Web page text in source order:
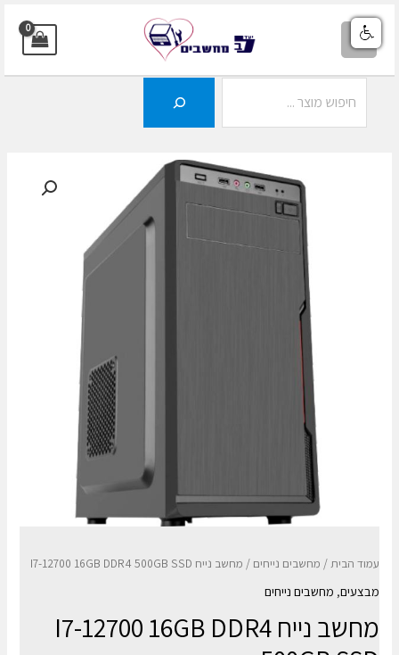
דילוג
לתוכן
MAIN
עמוד הבית/ מחשבים נייחים / מחשב נייח I7-12700 16GB DDR4 500GB SSD
מבצעים, מחשבים נייחים
מחשב נייח I7-12700 16GB DDR4